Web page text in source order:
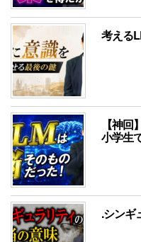
考える
【神
小学生
.シンギ